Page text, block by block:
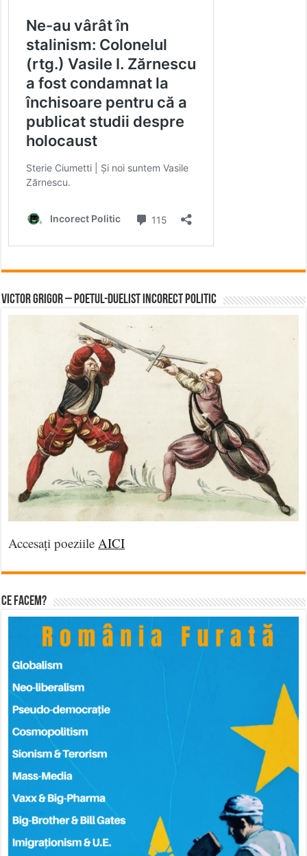
Victor Grigor – Poetul-Duelist Incorect Politic
Accesați poeziileAICI
Ce facem?